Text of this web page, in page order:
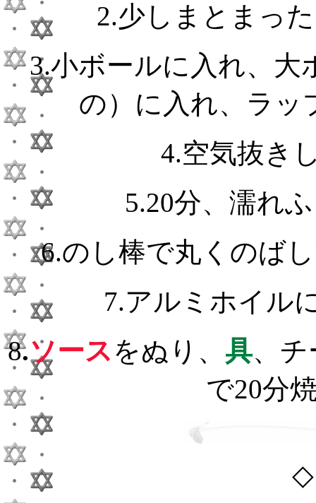
2.少しまとまっ
3.小ボールに入れ、
の）に入れ、ラッ
4.空気抜き
5.20分、濡れ
6.のし棒で丸くのば
7.アルミホイル
8.ソースをぬり、 具、チ
で20分
◇